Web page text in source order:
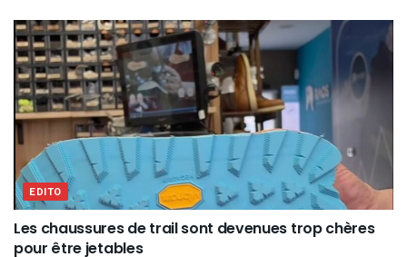
EDITO
Les chaussures de trail sont devenues trop chères
pour être jetables